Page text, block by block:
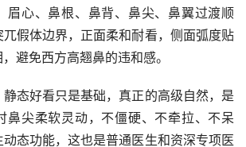
眉心、鼻根、鼻背、鼻尖、鼻翼过渡顺
假体边界，正面柔和耐看，侧面弧度贴
避免西方高翘鼻的违和感。
态好看只是基础，真正的高级自然，是
鼻尖柔软灵动，不僵硬、不牵拉、不呆
态功能，这也是普通医生和资深专项医